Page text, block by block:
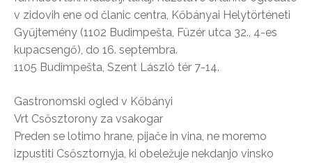
v zidovih ene od članic centra, Kőbányai Helytörténeti
Gyűjtemény (1102 Budimpešta, Füzér utca 32., 4-es
kupacsengő), do 16. septembra.
1105 Budimpešta, Szent László tér 7-14.
Gastronomski ogled v Kőbányi
Vrt Csősztorony za vsakogar
Preden se lotimo hrane, pijače in vina, ne moremo
izpustiti Csősztornyja, ki obeležuje nekdanjo vinsko